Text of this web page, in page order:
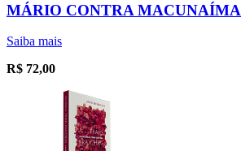
MÁRIO CONTRA MACUNAÍMA
Saiba mais
R$ 72,00